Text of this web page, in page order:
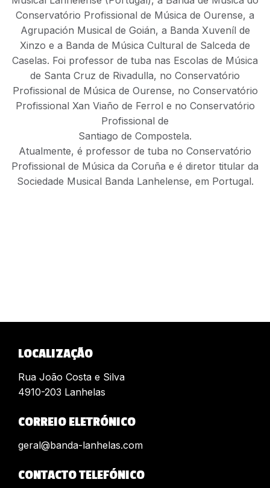
Conservatório Profissional de Música de Ourense, a
Agrupación Musical de Goián, a Banda Xuveníl de
Xinzo e a Banda de Música Cultural de Salceda de
Caselas. Foi professor de tuba nas Escolas de Música
de Santa Cruz de Rivadulla, no Conservatório
Profissional de Música de Ourense, no Conservatório
Profissional Xan Viaño de Ferrol e no Conservatório
Profissional de
Santiago de Compostela.
Atualmente, é professor de tuba no Conservatório
Profissional de Música da Coruña e é diretor titular da
Sociedade Musical Banda Lanhelense, em Portugal.
LOCALIZAÇÃO
Rua João Costa e Silva
4910-203 Lanhelas
CORREIO ELETRÓNICO
geral@banda-lanhelas.com
CONTACTO TELEFÓNICO